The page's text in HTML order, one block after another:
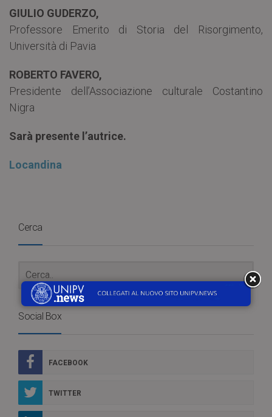
GIULIO GUDERZO,
Professore Emerito di Storia del Risorgimento,
Università di Pavia
ROBERTO FAVERO,
Presidente dell’Associazione culturale Costantino
Nigra
Sarà presente l’autrice.
Locandina
Cerca
Social Box
FACEBOOK
TWITTER